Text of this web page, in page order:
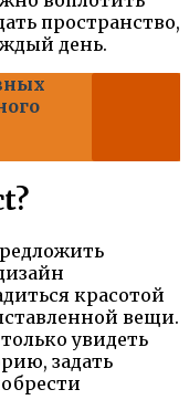
пространство,
день.
красотой
вещи.
увидеть
задать